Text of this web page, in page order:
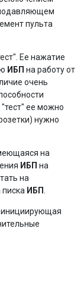
пульта
Ее нажатие
ИБП на работу от
очень
"тест" ее можно
нужно
на
ИБП на
на
ИБП
инициирующая